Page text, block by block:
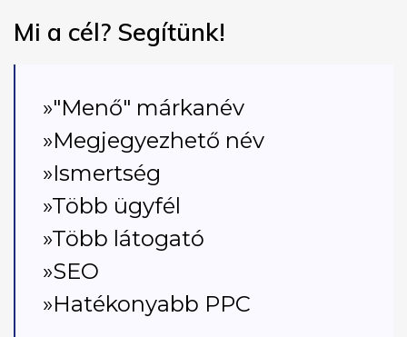
Mi a cél? Segítünk!
»"Menő" márkanév
»Megjegyezhető név
»Ismertség
»Több ügyfél
»Több látogató
»SEO
»Hatékonyabb PPC